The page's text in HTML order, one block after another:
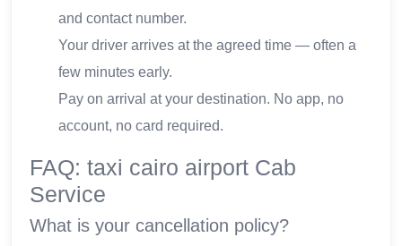
and contact number.
Your driver arrives at the agreed time — often a
few minutes early.
Pay on arrival at your destination. No app, no
account, no card required.
FAQ: taxi cairo airport Cab
Service
What is your cancellation policy?